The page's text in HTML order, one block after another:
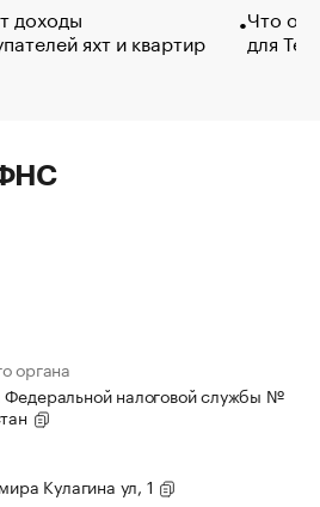
доходы
яхт и квартир
Что
для
ФНС
органа
налоговой службы №
Кулагина ул, 1